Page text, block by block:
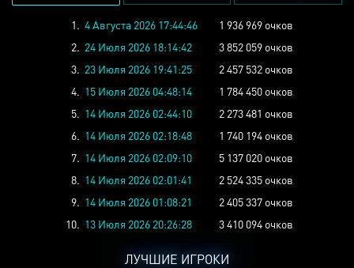
1. 4 Августа 2026 17:44:46
1 936 969 очков
2. 24 Июля 2026 18:14:42
3 852 059 очков
3. 23 Июля 2026 19:41:25
2 457 532 очков
4. 15 Июля 2026 04:48:14
1 784 450 очков
5. 14 Июля 2026 02:44:10
2 273 481 очков
6. 14 Июля 2026 02:18:48
1 740 194 очков
7. 14 Июля 2026 02:09:10
5 137 020 очков
8. 14 Июля 2026 02:01:41
2 524 335 очков
9. 14 Июля 2026 01:08:21
2 405 337 очков
10. 13 Июля 2026 20:26:28 3 410 094 очков
ЛУЧШИЕ ИГРОКИ